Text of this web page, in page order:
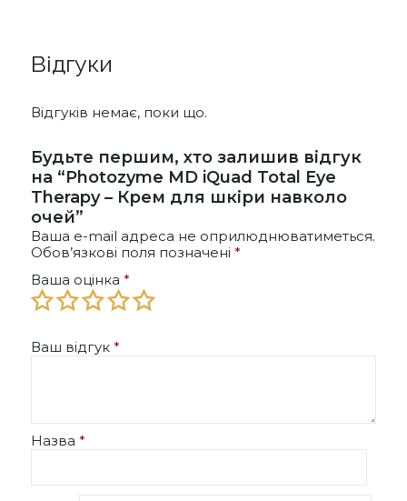
на
товару
Відгуки
Відгуків немає, поки що.
Будьте першим, хто залишив відгук
на “Photozyme MD iQuad Total Eye
Therapy – Крем для шкіри навколо
очей”
Ваша e-mail адреса не оприлюднюватиметься.
Обов’язкові поля позначені *
Ваша оцінка *
Ваш відгук *
Назва *